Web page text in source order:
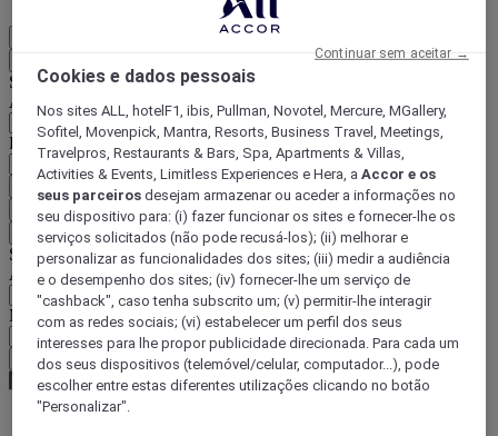
Selecione o seu país e idioma abaixo
Área geográfica
País/região-idioma
Confirmar o meu país e idioma
EUR (€)
Voltar
Selecione a moeda abaixo
Área geográfica
Moeda
Confirmar a moeda
Cookies e dados pessoais
Nos sites ALL, hotelF1, ibis, Pullman, Novotel, Mercure, MGallery,
Sofitel, Movenpick, Mantra, Resorts, Business Travel, Meetings,
Travelpros, Restaurants & Bars, Spa, Apartments & Villas,
Activities & Events, Limitless Experiences e Hera, aAccor e os
seus parceiros desejam armazenar ou aceder a informações no
seu dispositivo para: (i) fazer funcionar os sites e fornecer-lhe os
serviços solicitados (não pode recusá-los); (ii) melhorar e
personalizar as funcionalidades dos sites; (iii) medir a audiência
e o desempenho dos sites; (iv) fornecer-lhe um serviço de
"cashback", caso tenha subscrito um; (v) permitir-lhe interagir
com as redes sociais; (vi) estabelecer um perfil dos seus
interesses para lhe propor publicidade direcionada. Para cada um
dos seus dispositivos (telemóvel/celular, computador...), pode
escolher entre estas diferentes utilizações clicando no botão
"Personalizar".
Continuar sem aceitar →